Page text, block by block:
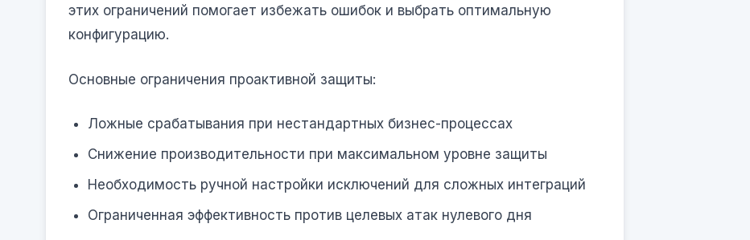
этих ограничений помогает избежать ошибок и выбрать оптимальную
конфигурацию.
Основные ограничения проактивной защиты:
Ложные срабатывания при нестандартных бизнес-процессах
Снижение производительности при максимальном уровне защиты
Необходимость ручной настройки исключений для сложных интеграций
Ограниченная эффективность против целевых атак нулевого дня